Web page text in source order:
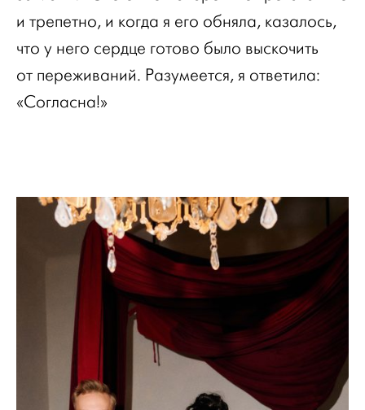
и трепетно, и когда я его обняла, казалось,
что у него сердце готово было выскочить
от переживаний. Разумеется, я ответила:
«Согласна!»